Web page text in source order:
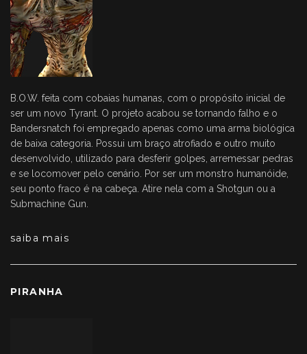
B.O.W. feita com cobaias humanas, com o propósito inicial de
ser um novo Tyrant. O projeto acabou se tornando falho e o
Bandersnatch foi empregado apenas como uma arma biológica
de baixa categoria. Possui um braço atrofiado e outro muito
desenvolvido, utilizado para desferir golpes, arremessar pedras
e se locomover pelo cenário. Por ser um monstro humanóide,
seu ponto fraco é na cabeça. Atire nela com a Shotgun ou a
Submachine Gun.
saiba mais
PIRANHA